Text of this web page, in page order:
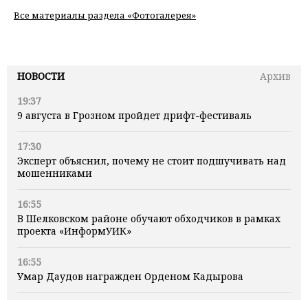
НОВОСТИ
Архив
19:37
9 августа в Грозном пройдет дрифт-фестиваль
17:30
Эксперт объяснил, почему не стоит подшучивать над
мошенниками
16:55
В Шелковском районе обучают обходчиков в рамках
проекта «ИнформУИК»
16:55
Умар Даудов награжден Орденом Кадырова
Все материалы раздела «Фотогалерея»